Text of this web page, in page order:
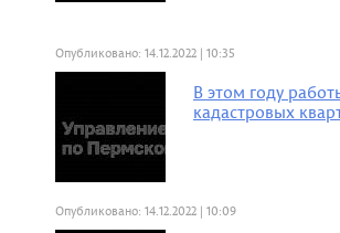
Опубликовано: 14.12.2022 | 10:35
В этом году
кадастровых
Опубликовано: 14.12.2022 | 10:09